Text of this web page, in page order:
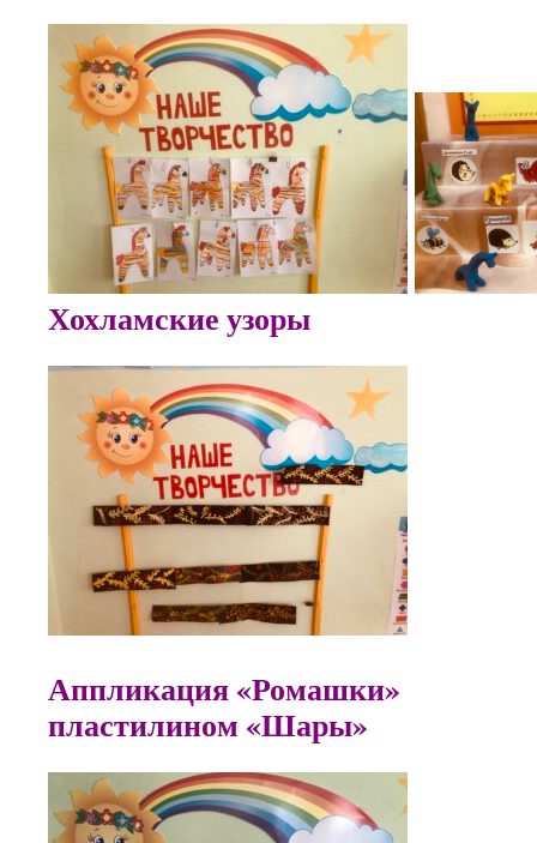
Хохламские узоры
Аппликация
пластилином «Шары»